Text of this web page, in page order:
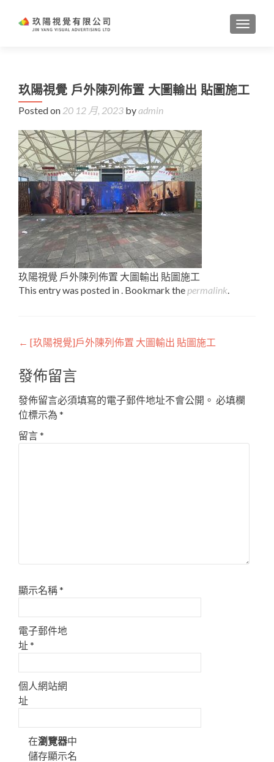
玖陽視覺 戶外陳列佈置 大圖輸出 貼圖施工
Posted on 20 12 月, 2023 byadmin
玖陽視覺 戶外陳列佈置 大圖輸出 貼圖施工
This entry was posted in . Bookmark the permalink.
Post
navigation
← [玖陽視覺]戶外陳列佈置 大圖輸出 貼圖施工
發佈留言
發佈留言必須填寫的電子郵件地址不會公開。 必填欄
位標示為 *
留言*
顯示名稱*
電子郵件地
址*
個人網站網
址
在瀏覽器中
儲存顯示名